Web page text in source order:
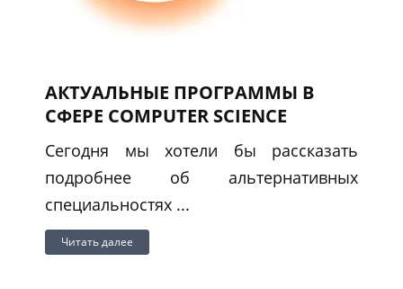
АКТУАЛЬНЫЕ ПРОГРАММЫ В
СФЕРЕ COMPUTER SCIENCE
Сегодня мы хотели бы рассказать
подробнее об альтернативных
специальностях ...
Читать далее